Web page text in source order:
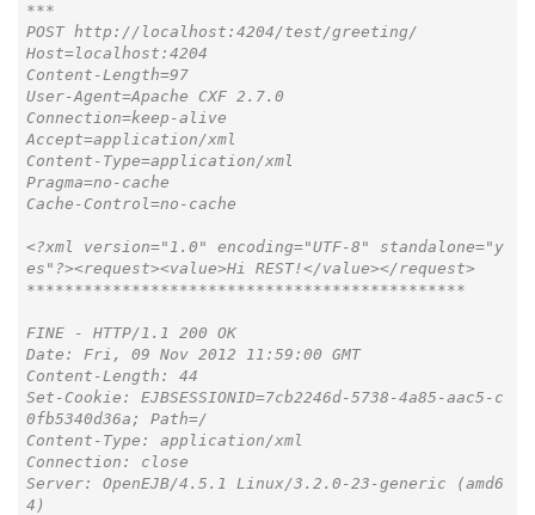
***
POST http://localhost:4204/test/greeting/
Host=localhost:4204
Content-Length=97
User-Agent=Apache CXF 2.7.0
Connection=keep-alive
Accept=application/xml
Content-Type=application/xml
Pragma=no-cache
Cache-Control=no-cache
<?xml version="1.0" encoding="UTF-8" standalone="y
es"?><request><value>Hi REST!</value></request>
**********************************************
FINE - HTTP/1.1 200 OK
Date: Fri, 09 Nov 2012 11:59:00 GMT
Content-Length: 44
Set-Cookie: EJBSESSIONID=7cb2246d-5738-4a85-aac5-c
0fb5340d36a; Path=/
Content-Type: application/xml
Connection: close
Server: OpenEJB/4.5.1 Linux/3.2.0-23-generic (amd6
4)